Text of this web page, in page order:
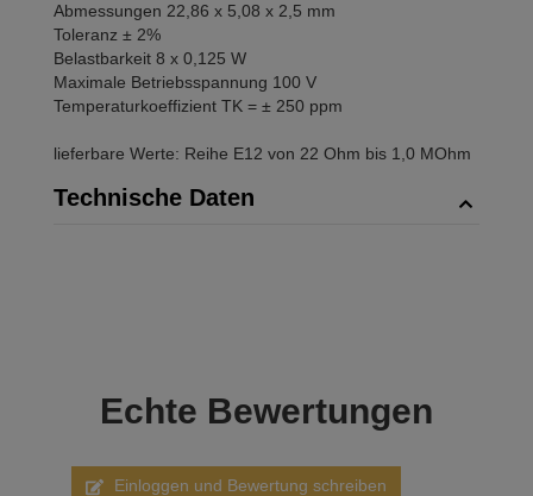
Abmessungen 22,86 x 5,08 x 2,5 mm
Toleranz ± 2%
Belastbarkeit 8 x 0,125 W
Maximale Betriebsspannung 100 V
Temperaturkoeffizient TK = ± 250 ppm
lieferbare Werte: Reihe E12 von 22 Ohm bis 1,0 MOhm
Technische Daten
Echte Bewertungen
Einloggen und Bewertung schreiben